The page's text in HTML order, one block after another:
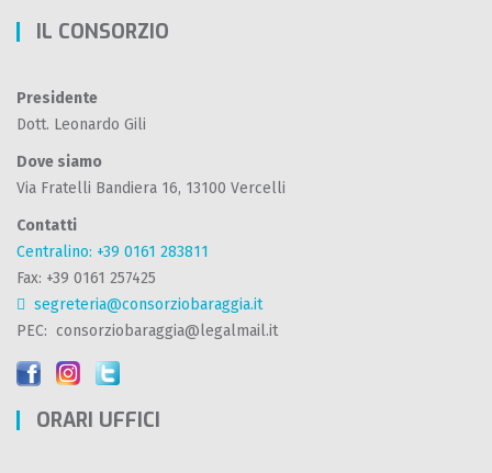
IL CONSORZIO
Presidente
Dott. Leonardo Gili
Dove siamo
Via Fratelli Bandiera 16, 13100 Vercelli
Contatti
Centralino: +39 0161 283811
Fax: +39 0161 257425
segreteria@consorziobaraggia.it
PEC: consorziobaraggia@legalmail.it
ORARI UFFICI